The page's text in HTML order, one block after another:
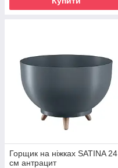
Горщик на ніжках SATINA 24
см антрацит